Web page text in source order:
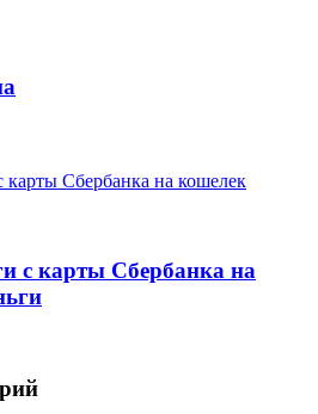
с карты Сбербанка на